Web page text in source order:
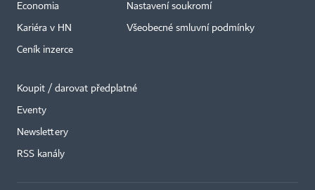
Economia
Kariéra v HN
Ceník inzerce
Nastavení soukromí
Všeobecné smluvní podmínky
Koupit / darovat předplatné
Eventy
Newslettery
RSS kanály